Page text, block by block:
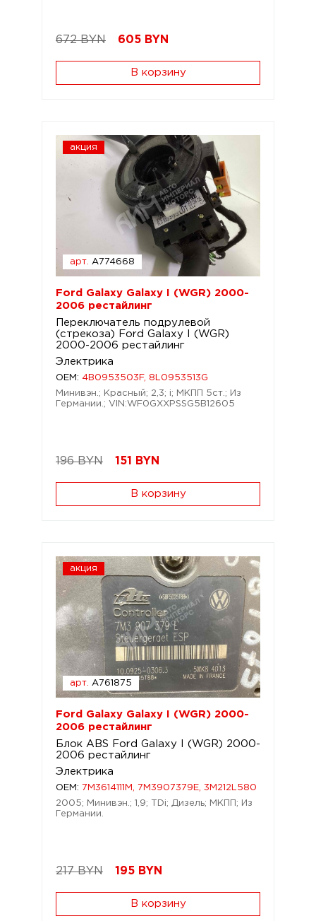
672 BYN 605 BYN
В корзину
акция
арт. A774668
Ford Galaxy Galaxy I (WGR) 2000-
2006 рестайлинг
Переключатель подрулевой
(стрекоза) Ford Galaxy I (WGR)
2000-2006 рестайлинг
Электрика
OEM: 4B0953503F, 8L0953513G
Минивэн.; Красный; 2,3; i; МКПП 5ст.; Из
Германии.; VIN:WF0GXXPSSG5B12605
196 BYN 151 BYN
В корзину
акция
арт. A761875
Ford Galaxy Galaxy I (WGR) 2000-
2006 рестайлинг
Блок ABS Ford Galaxy I (WGR) 2000-
2006 рестайлинг
Электрика
OEM:
7M3614111M, 7M3907379E, 3M212L580
2005; Минивэн.; 1,9; TDi; Дизель; МКПП; Из
Германии.
217 BYN 195 BYN
В корзину